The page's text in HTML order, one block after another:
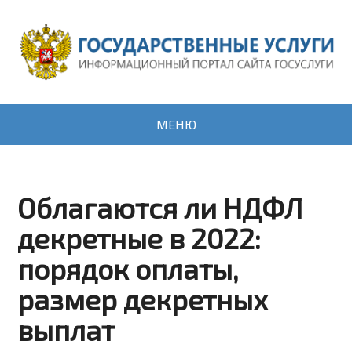
МЕНЮ
Облагаются ли НДФЛ
декретные в 2022:
порядок оплаты,
размер декретных
выплат